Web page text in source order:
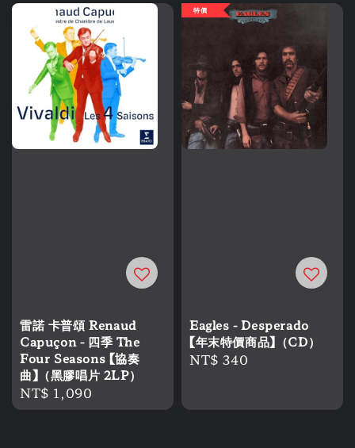
雷諾 卡普頌 Renaud
Capuçon - 四季 The
Four Seasons 【協奏
曲】（黑膠唱片 2LP）
Regular
price
NT$ 1,090
特價
Eagles - Desperado
【年末特價商品】（CD）
Regular
NT$ 340